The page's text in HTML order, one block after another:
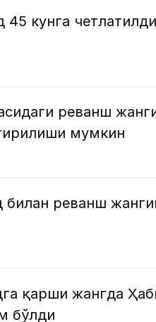
кунга четлатилди
реванш
мумкин
реванш
қарши жангда
бўлди